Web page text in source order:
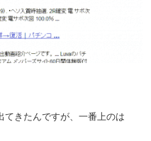
きたんですが、一番上のは